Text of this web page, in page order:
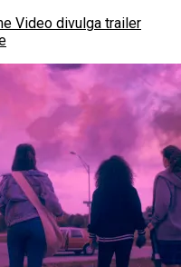
Video divulga trailer